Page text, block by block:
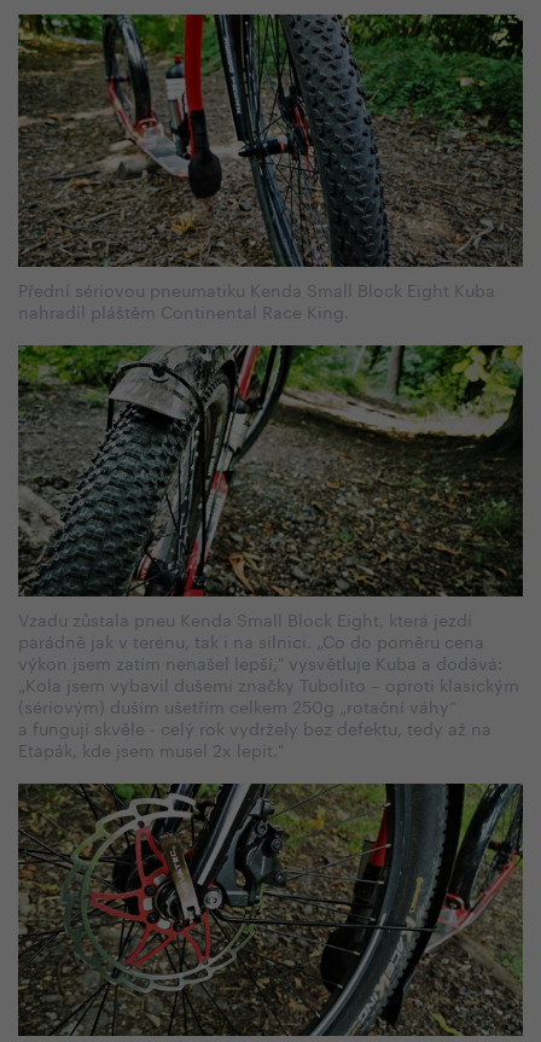
Přední sériovou pneumatiku Kenda Small Block Eight Kuba
nahradil pláštěm Continental Race King.
Vzadu zůstala pneu Kenda Small Block Eight, která jezdí
parádně jak v terénu, tak i na silnici. „Co do poměru cena
výkon jsem zatím nenašel lepší," vysvětluje Kuba a dodává:
„Kola jsem vybavil dušemi značky Tubolito – oproti klasickým
(sériovým) duším ušetřím celkem 250g „rotační váhy“
a fungují skvěle - celý rok vydržely bez defektu, tedy až na
Etapák, kde jsem musel 2x lepit."